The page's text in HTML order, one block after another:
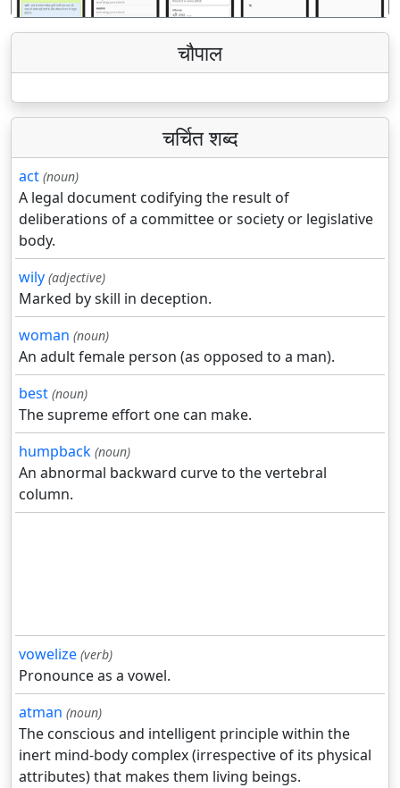
चौपाल
चर्चित शब्द
act (noun)
A legal document codifying the result of
deliberations of a committee or society or legislative
body.
wily (adjective)
Marked by skill in deception.
woman (noun)
An adult female person (as opposed to a man).
best (noun)
The supreme effort one can make.
humpback (noun)
An abnormal backward curve to the vertebral
column.
vowelize (verb)
Pronounce as a vowel.
atman (noun)
The conscious and intelligent principle within the
inert mind-body complex (irrespective of its physical
attributes) that makes them living beings.